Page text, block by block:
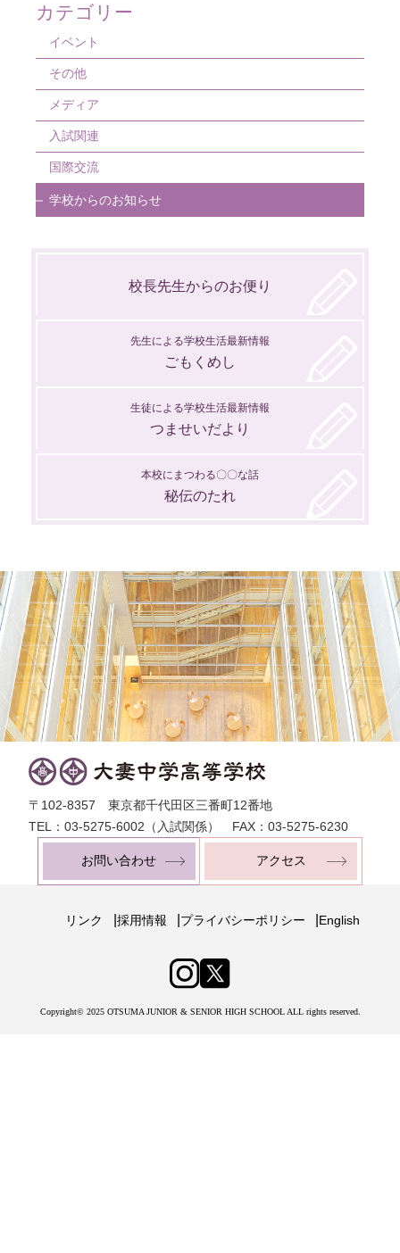
1月
1月
7月
6月
4月
1月
8月
7月
5月
3月
1月
3月
カテゴリー
イベント
その他
メディア
入試関連
国際交流
学校からのお知らせ
校長先生からのお便り
先生による学校生活最新情報
ごもくめし
生徒による学校生活最新情報
つませいだより
本校にまつわる〇〇な話
秘伝のたれ
〒102-8357 東京都千代田区三番町12番地
TEL：03-5275-6002（入試関係） FAX：03-5275-6230
リンク 採用情報 プライバシーポリシー English
お問い合わせ アクセス
Copyright© 2025 OTSUMA JUNIOR & SENIOR HIGH SCHOOL ALL rights reserved.